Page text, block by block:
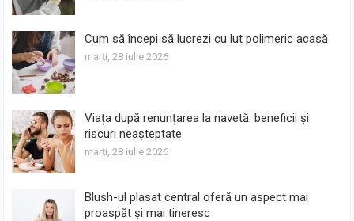
Cum să începi să lucrezi cu lut polimeric acasă
marți, 28 iulie 2026
Viața după renunțarea la navetă: beneficii și
riscuri neașteptate
marți, 28 iulie 2026
Blush-ul plasat central oferă un aspect mai
proaspăt și mai tineresc